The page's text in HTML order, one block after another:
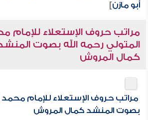
أبو مازن]
مراتب حروف الإستعلاء للإمام
المتولي رحمه الله بصوت
كمال المروش
مراتب حروف الإستعلاء للإمام محمد
بصوت المنشد كمال المروش